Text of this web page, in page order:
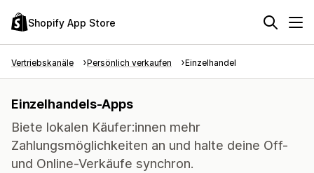
Shopify App Store
Vertriebskanäle Persönlich verkaufen Einzelhandel
Einzelhandels-Apps
Biete lokalen Käufer:innen mehr
Zahlungsmöglichkeiten an und halte deine Off-
und Online-Verkäufe synchron.